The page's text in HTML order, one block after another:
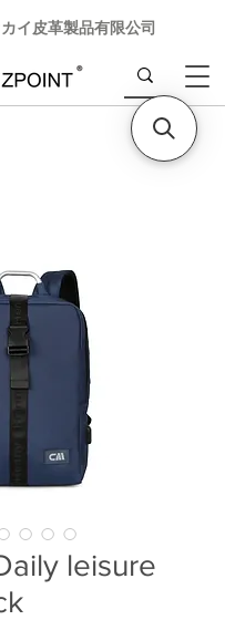
イ皮革製品有限公司
leisure